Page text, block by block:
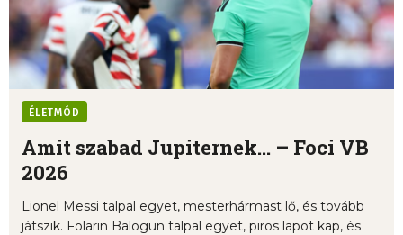
ÉLETMÓD
Amit szabad Jupiternek... – Foci VB
2026
Lionel Messi talpal egyet, mesterhármast lő, és tovább
játszik. Folarin Balogun talpal egyet, piros lapot kap, és